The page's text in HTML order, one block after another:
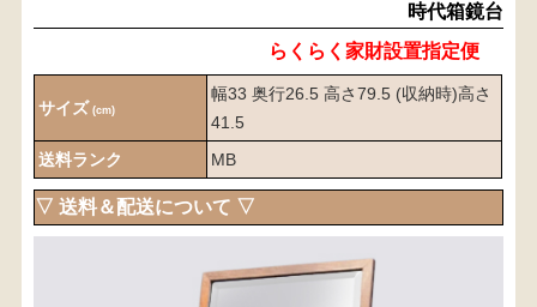
時代箱鏡台
らくらく家財設置指定便
サイズ (cm)
幅33 奥行26.5 高さ79.5 (収納時)高さ
41.5
送料ランク
MB
▽ 送料＆配送について ▽
〈送料について〉